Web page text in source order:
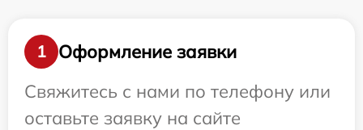
1
Оформление заявки
Свяжитесь с нами по телефону или
оставьте заявку на сайте